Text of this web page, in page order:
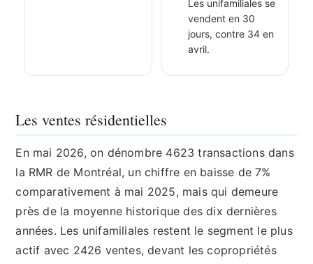
Les unifamiliales se
vendent en 30
jours, contre 34 en
avril.
Les ventes résidentielles
En mai 2026, on dénombre 4623 transactions dans
la RMR de Montréal, un chiffre en baisse de 7%
comparativement à mai 2025, mais qui demeure
près de la moyenne historique des dix dernières
années. Les unifamiliales restent le segment le plus
actif avec 2426 ventes, devant les copropriétés